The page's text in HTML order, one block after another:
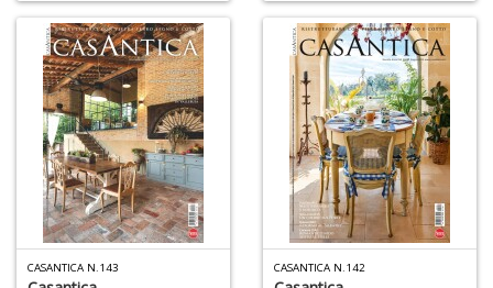
CASANTICA N.143 CASANTICA N.142